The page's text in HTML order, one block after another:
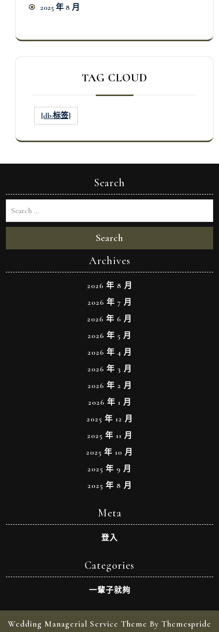
2025 年 8 月
TAG CLOUD
[db:标签]
Search
Search
Archives
2026 年 8 月
2026 年 7 月
2026 年 6 月
2026 年 5 月
2026 年 4 月
2026 年 3 月
2026 年 2 月
2026 年 1 月
2025 年 12 月
2025 年 11 月
2025 年 10 月
2025 年 9 月
2025 年 8 月
Meta
登入
Categories
一輩子就夠
Wedding Managerial Service Theme By Themespride